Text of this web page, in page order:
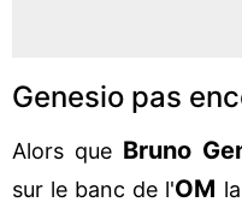
Genesio pas
Alors que Bruno
sur le banc de l'OM